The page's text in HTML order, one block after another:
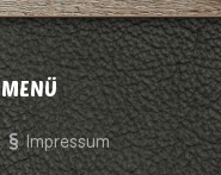
MENÜ
Impressum